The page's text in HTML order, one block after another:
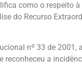
como o respeito
do Recurso
nº 33 de 2001,
reconheceu a